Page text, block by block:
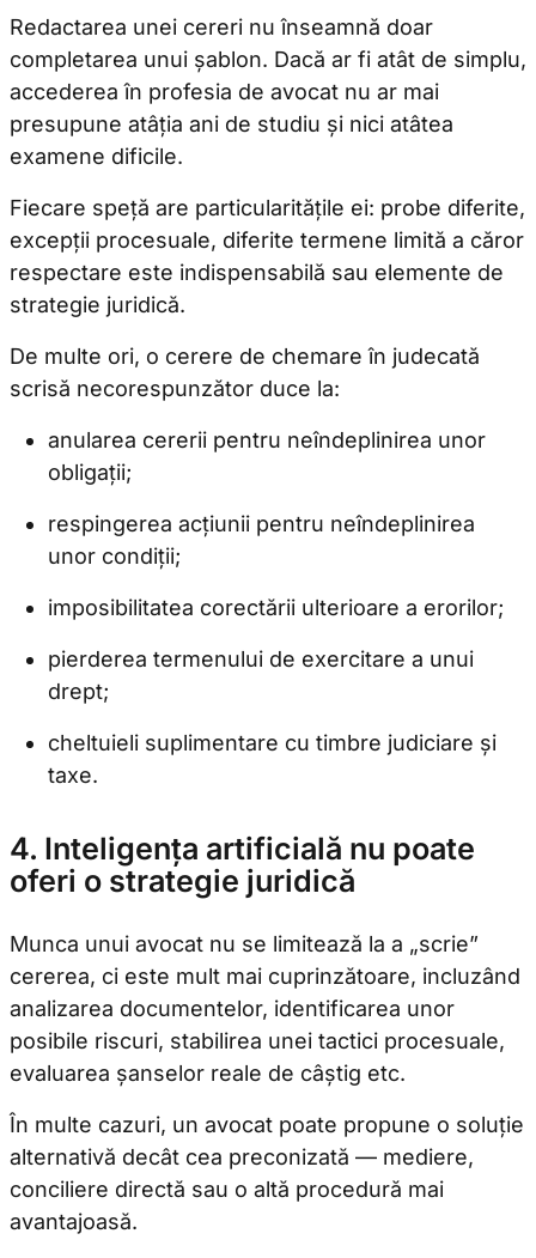
Redactarea unei cereri nu înseamnă doar
completarea unui șablon. Dacă ar fi atât de simplu,
accederea în profesia de avocat nu ar mai
presupune atâția ani de studiu și nici atâtea
examene dificile.
Fiecare speță are particularitățile ei: probe diferite,
excepții procesuale, diferite termene limită a căror
respectare este indispensabilă sau elemente de
strategie juridică.
De multe ori, o cerere de chemare în judecată
scrisă necorespunzător duce la:
anularea cererii pentru neîndeplinirea unor
obligații;
respingerea acțiunii pentru neîndeplinirea
unor condiții;
imposibilitatea corectării ulterioare a erorilor;
pierderea termenului de exercitare a unui
drept;
cheltuieli suplimentare cu timbre judiciare și
taxe.
4. Inteligența artificială nu poate
oferi o strategie juridică
Munca unui avocat nu se limitează la a „scrie”
cererea, ci este mult mai cuprinzătoare, incluzând
analizarea documentelor, identificarea unor
posibile riscuri, stabilirea unei tactici procesuale,
evaluarea șanselor reale de câștig etc.
În multe cazuri, un avocat poate propune o soluție
alternativă decât cea preconizată — mediere,
conciliere directă sau o altă procedură mai
avantajoasă.